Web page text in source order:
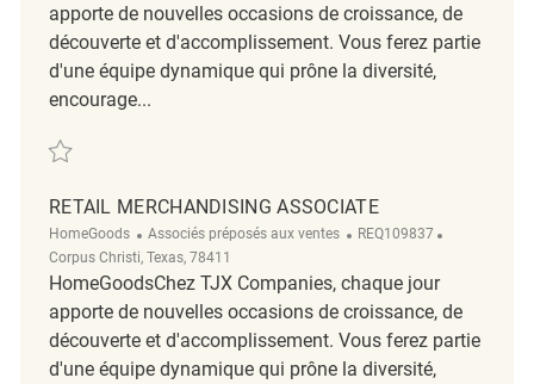
apporte de nouvelles occasions de croissance, de
découverte et d'accomplissement. Vous ferez partie
d'une équipe dynamique qui prône la diversité,
encourage...
Sauvegarder Retail Merchandising Associate REQ131240
RETAIL MERCHANDISING ASSOCIATE
HomeGoods Catégorie
Associés préposés aux ventes ReqId
REQ109837
Corpus Christi, Texas, 78411
HomeGoodsChez TJX Companies, chaque jour
apporte de nouvelles occasions de croissance, de
découverte et d'accomplissement. Vous ferez partie
d'une équipe dynamique qui prône la diversité,